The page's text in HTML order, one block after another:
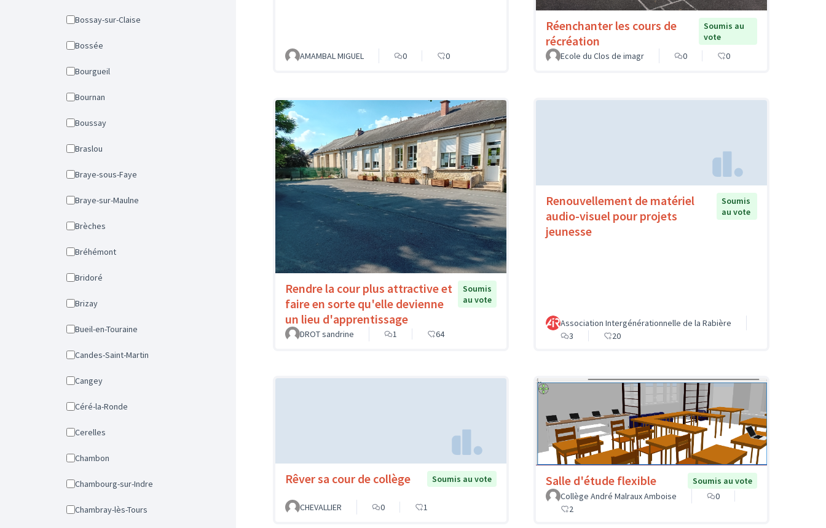
Bossay-sur-Claise
Bossée
Bourgueil
Bournan
Boussay
Braslou
Braye-sous-Faye
Braye-sur-Maulne
Brèches
Bréhémont
Bridoré
Brizay
Bueil-en-Touraine
Candes-Saint-Martin
Cangey
Céré-la-Ronde
Cerelles
Chambon
Chambourg-sur-Indre
Chambray-lès-Tours
AMAMBAL MIGUEL 0 0
Réenchanter les cours de
récréation
Soumis au
vote
Ecole du Clos de imagr
0 0
Rendre la cour plus attractive et
faire en sorte qu'elle devienne
un lieu d'apprentissage
Soumis
au vote
DROT sandrine 1 64
Renouvellement de matériel
audio-visuel pour projets
jeunesse
Soumis
au vote
Association Intergénérationnelle de la Rabière
3
20
Rêver sa cour de collège Soumis au vote
CHEVALLIER 0 1
Salle d'étude flexible
Soumis au vote
Collège André Malraux Amboise
0
2